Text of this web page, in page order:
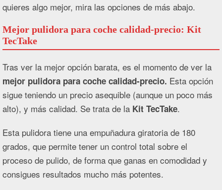
quieres algo mejor, mira las opciones de más abajo.
Mejor pulidora para coche calidad-precio: Kit
TecTake
Tras ver la mejor opción barata, es el momento de ver la
mejor pulidora para coche calidad-precio. Esta opción
sigue teniendo un precio asequible (aunque un poco más
alto), y más calidad. Se trata de la Kit TecTake.
Esta pulidora tiene una empuñadura giratoria de 180
grados, que permite tener un control total sobre el
proceso de pulido, de forma que ganas en comodidad y
consigues resultados mucho más potentes.